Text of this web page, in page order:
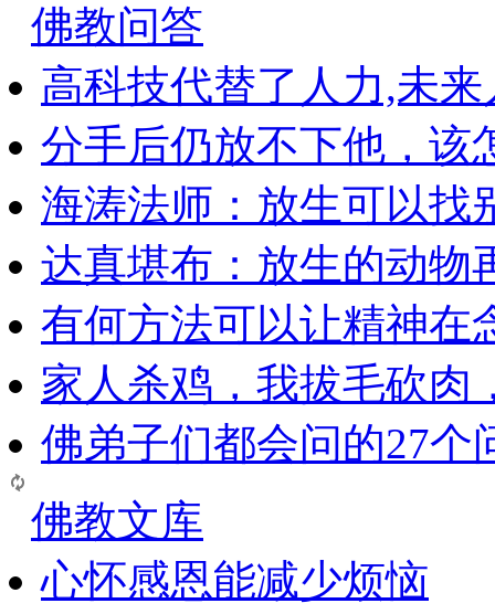
佛教问答
高科技代替了人力,未
分手后仍放不下他，该
海涛法师：放生可以找
达真堪布：放生的动物
有何方法可以让精神在
家人杀鸡，我拔毛砍肉
佛弟子们都会问的27个
佛教文库
心怀感恩能减少烦恼